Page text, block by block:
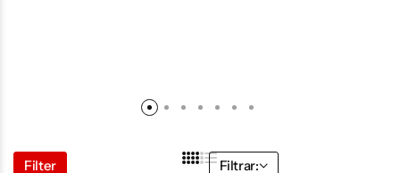
Filter Filtrar: